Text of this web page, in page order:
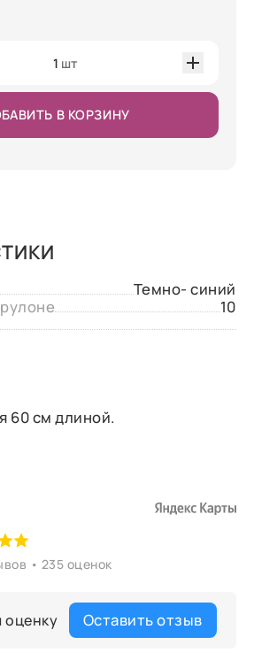
1 шт
В КОРЗИНУ
Темно- синий
10
60 см длиной.
• 235 оценок
оценку Оставить отзыв